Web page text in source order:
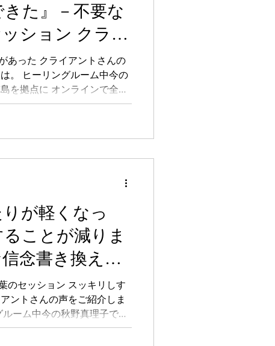
た』－不要な
ション クライ
あった クライアントさんの
。 ヒーリングルーム中今の
を拠点に オンラインで全国
自分自身を自由に生きるた
ートしています。...
りが軽くなっ
ことが減りま
念書き換えセ
アントさんの声
のセッション スッキリしす
ントさんの声をご紹介しま
ーム中今の秋野真理子で
ラインで全国にもつなが
自由に生きるための変容を